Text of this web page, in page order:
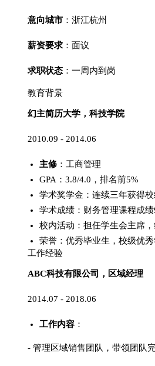
意向城市 ：浙江杭州
薪资要求 ：面议
求职状态 ：一周内到岗
教育背景
幻主简历大学，科技学院
2010.09 - 2014.06
主修：工商管理
GPA：3.8/4.0，排名前5%
学术奖学金：连续三年获得
学术成绩：财务管理课程成
校内活动：担任学生会主席
荣誉：优秀毕业生，校级优
工作经验
ABC科技有限公司，区域经理
2014.07 - 2018.06
工作内容 ：
- 管理区域销售团队，带领团队